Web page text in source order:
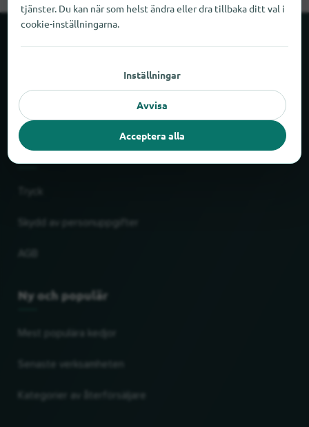
Om locabee
Partner
Rättslig
Ny och populär
Senaste verksamheten
Kategorier av återförsäljare
tjänster. Du kan när som helst ändra eller dra tillbaka ditt val i
cookie-inställningarna.
Inställningar
Avvisa
Acceptera alla